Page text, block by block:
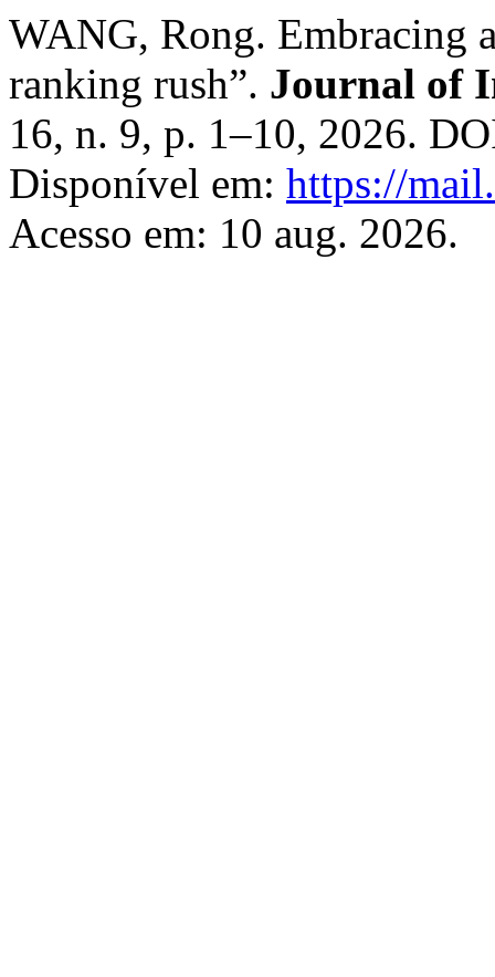
WANG, Rong. Embracing
ranking rush”. Journal of
16, n. 9, p. 1–10, 2026.
Disponível em: https://
Acesso em: 10 aug. 2026.